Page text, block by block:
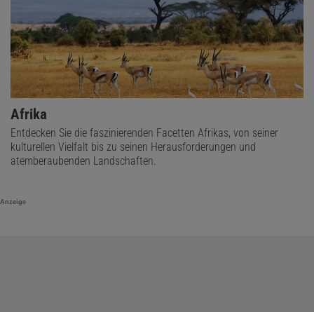
Afrika
Entdecken Sie die faszinierenden Facetten Afrikas, von seiner
kulturellen Vielfalt bis zu seinen Herausforderungen und
atemberaubenden Landschaften.
Anzeige